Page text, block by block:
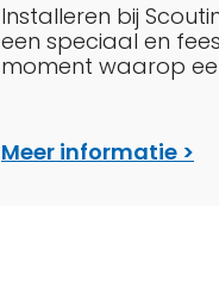
Installeren bij
een speciaal en
moment waarop
Meer informatie